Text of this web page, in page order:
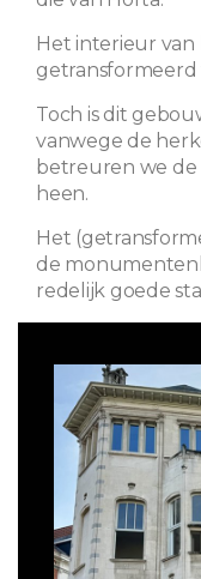
Het interieur
Toch is dit
vanwege de
betreuren we de
heen.
Het
de
redelijk goede